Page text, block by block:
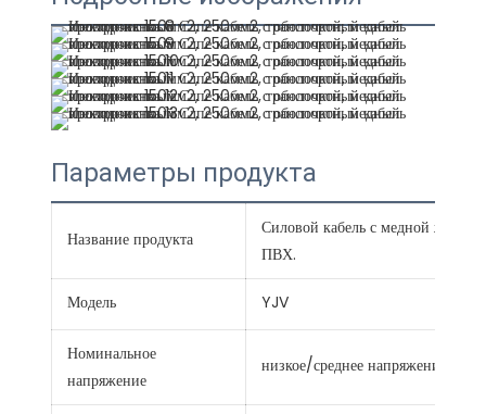
Параметры продукта
Название продукта
Силовой кабель с медной
ПВХ.
Модель YJV
Номинальное
напряжение
низкое/среднее напряжение